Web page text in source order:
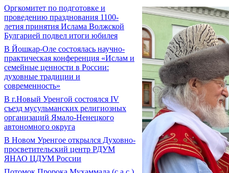
Оргкомитет по подготовке и
проведению празднования 1100-
летия принятия Ислама Волжской
Булгарией подвел итоги юбилея
В Йошкар-Оле состоялась научно-
практическая конференция «Ислам и
семейные ценности в России:
духовные традиции и
современность»
В г.Новый Уренгой состоялся IV
съезд мусульманских религиозных
организаций Ямало-Ненецкого
автономного округа
В Новом Уренгое открылся Духовно-
просветительский центр РДУМ
ЯНАО ЦДУМ России